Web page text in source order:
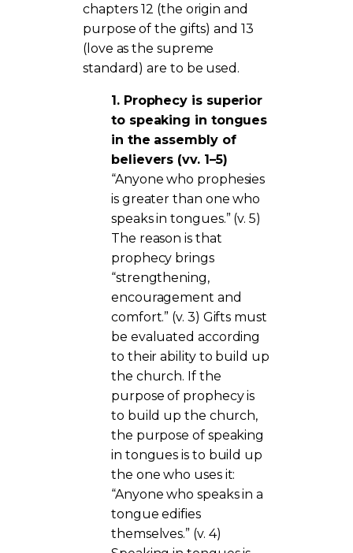
chapters 12 (the origin and
purpose of the gifts) and 13
(love as the supreme
standard) are to be used.
1. Prophecy is superior
to speaking in tongues
in the assembly of
believers (vv. 1–5)
“Anyone who prophesies
is greater than one who
speaks in tongues.” (v. 5)
The reason is that
prophecy brings
“strengthening,
encouragement and
comfort.” (v. 3) Gifts must
be evaluated according
to their ability to build up
the church. If the
purpose of prophecy is
to build up the church,
the purpose of speaking
in tongues is to build up
the one who uses it:
“Anyone who speaks in a
tongue edifies
themselves.” (v. 4)